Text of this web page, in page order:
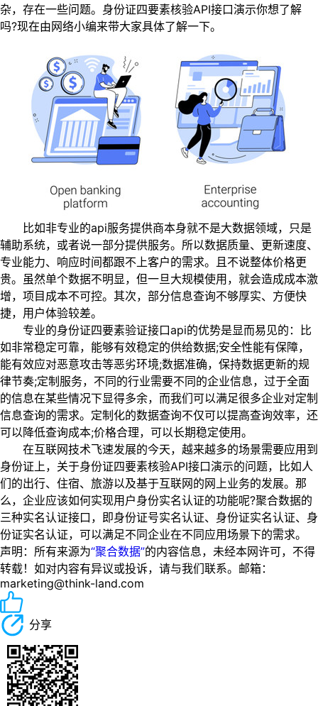
杂，存在一些问题。身份证四要素核验API接口演示你想了解
吗?现在由网络小编来带大家具体了解一下。
比如非专业的api服务提供商本身就不是大数据领域，只是
辅助系统，或者说一部分提供服务。所以数据质量、更新速度、
专业能力、响应时间都跟不上客户的需求。且不说整体价格更
贵。虽然单个数据不明显，但一旦大规模使用，就会造成成本激
增，项目成本不可控。其次，部分信息查询不够厚实、方便快
捷，用户体验较差。
专业的身份证四要素验证接口api的优势是显而易见的：比
如非常稳定可靠，能够有效稳定的供给数据;安全性能有保障，
能有效应对恶意攻击等恶劣环境;数据准确，保持数据更新的规
律节奏;定制服务，不同的行业需要不同的企业信息，过于全面
的信息在某些情况下显得多余，而我们可以满足很多企业对定制
信息查询的需求。定制化的数据查询不仅可以提高查询效率，还
可以降低查询成本;价格合理，可以长期稳定使用。
在互联网技术飞速发展的今天，越来越多的场景需要应用到
身份证上，关于身份证四要素核验API接口演示的问题，比如人
们的出行、住宿、旅游以及基于互联网的网上业务的发展。那
么，企业应该如何实现用户身份实名认证的功能呢?聚合数据的
三种实名认证接口，即身份证号实名认证、身份证实名认证、身
份证实名认证，可以满足不同企业在不同应用场景下的需求。
声明：所有来源为“聚合数据”的内容信息，未经本网许可，不得
转载！如对内容有异议或投诉，请与我们联系。邮箱：
marketing@think-land.com
分享